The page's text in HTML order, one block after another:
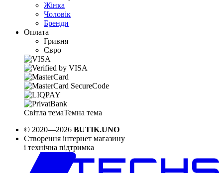
Жінка
Чоловік
Бренди
Оплата
Гривня
Євро
Світла темаТемна тема
© 2020—2026 BUTIK.UNO
Створення інтернет магазину
і технічна підтримка